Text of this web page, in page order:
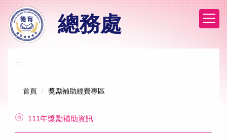
到
主
總務處
:::
首頁 獎勵補助經費專區
111年獎勵補助資訊